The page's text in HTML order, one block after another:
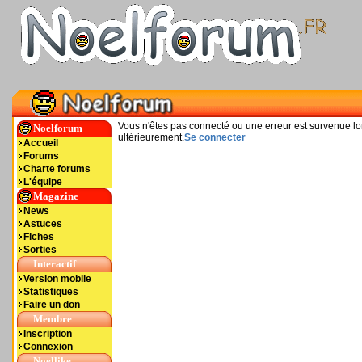
Noelforum
Accueil
Forums
Charte forums
L'équipe
Magazine
News
Astuces
Fiches
Sorties
Interactif
Version mobile
Statistiques
Faire un don
Membre
Inscription
Connexion
Vous n'êtes pas connecté ou une erreur est survenue
ultérieurement.Se connecter